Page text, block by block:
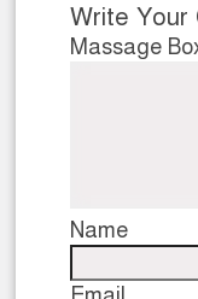
Write Your
Massage
Name